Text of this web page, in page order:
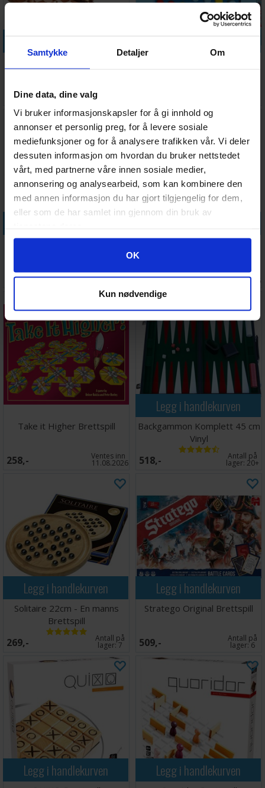
Samtykke Detaljer Om
Dine data, dine valg
Vi bruker informasjonskapsler for å gi innhold og
annonser et personlig preg, for å levere sosiale
mediefunksjoner og for å analysere trafikken vår. Vi deler
dessuten informasjon om hvordan du bruker nettstedet
vårt, med partnerne våre innen sosiale medier,
annonsering og analysearbeid, som kan kombinere den
med annen informasjon du har gjort tilgjengelig for dem,
eller som de har samlet inn gjennom din bruk av
Googles retningslinjer for personvern
OK
Kun nødvendige
568,- Antall på
lager:
319,- Antall på
lager:8 298,- Ventes inn
30.09.2026
Take it Higher Brettspill
258,- Ventes inn
11.08.2026
Legg i handlekurven
Backgammon Komplett 45 cm
Vinyl
518,- Antall på
lager: 20+
Legg i handlekurven
Solitaire 22cm - En manns
Brettspill
269,- Antall på
lager:7
Legg i handlekurven
Stratego Original Brettspill
509,- Antall på
lager:6
Legg i handlekurven Legg i handlekurven